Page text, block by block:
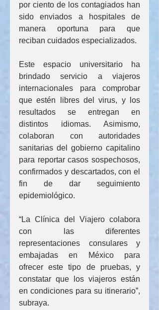
por ciento de los contagiados han
sido enviados a hospitales de
manera oportuna para que
reciban cuidados especializados.
Este espacio universitario ha
brindado servicio a viajeros
internacionales para comprobar
que estén libres del virus, y los
resultados se entregan en
distintos idiomas. Asimismo,
colaboran con autoridades
sanitarias del gobierno capitalino
para reportar casos sospechosos,
confirmados y descartados, con el
fin de dar seguimiento
epidemiológico.
“La Clínica del Viajero colabora
con las diferentes
representaciones consulares y
embajadas en México para
ofrecer este tipo de pruebas, y
constatar que los viajeros están
en condiciones para su itinerario”,
subraya.